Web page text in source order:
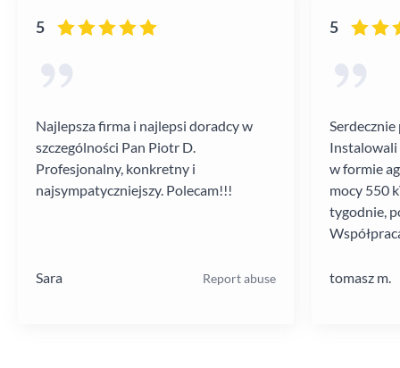
5
Najlepsza firma i najlepsi doradcy w
szczególności Pan Piotr D.
Profesjonalny, konkretny i
najsympatyczniejszy. Polecam!!!
Sara Report abuse
5
Instalowali
w formie
mocy 550
tygodnie,
tomasz m.